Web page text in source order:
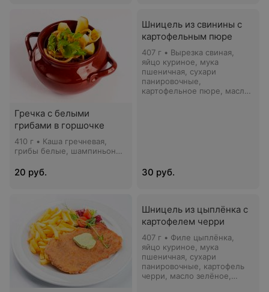
Гречка с белыми
грибами в горшочке
410 г • Каша гречневая,
грибы белые, шампиньоны,
луковые чипсы
20 руб.
Шницель из свинины с
картофельным пюре
407 г • Вырезка свиная,
яйцо куриное, мука
пшеничная, сухари
панировочные,
картофельное пюре, масло
30 руб.
Шницель из цыплёнка с
картофелем черри
407 г • Филе цыплёнка,
яйцо куриное, мука
пшеничная, сухари
панировочные, картофель
черри, масло зелёное,